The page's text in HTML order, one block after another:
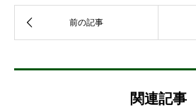
関連記事